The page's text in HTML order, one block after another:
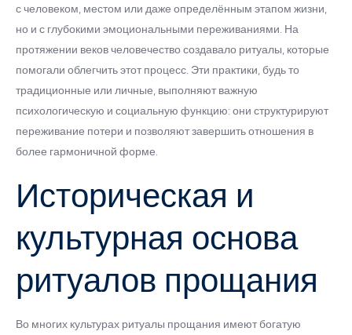
с человеком, местом или даже определённым этапом жизни,
но и с глубокими эмоциональными переживаниями. На
протяжении веков человечество создавало ритуалы, которые
помогали облегчить этот процесс. Эти практики, будь то
традиционные или личные, выполняют важную
психологическую и социальную функцию: они структурируют
переживание потери и позволяют завершить отношения в
более гармоничной форме.
Историческая и
культурная основа
ритуалов прощания
Во многих культурах ритуалы прощания имеют богатую